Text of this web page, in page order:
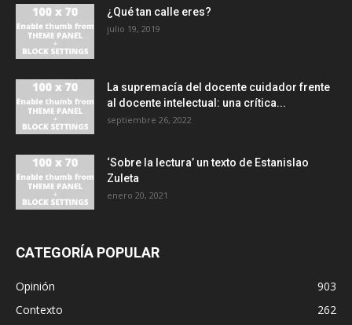
¿Qué tan calle eres?
julio 19, 2019
La supremacía del docente cuidador frente
al docente intelectual: una crítica...
septiembre 26, 2022
‘Sobre la lectura’ un texto de Estanislao
Zuleta
enero 20, 2021
CATEGORÍA POPULAR
Opinión
903
Contexto
262